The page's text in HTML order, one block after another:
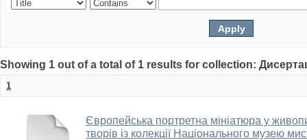
Showing 1 out of a total of 1 results for collection:
1
Європейська портретна мініатюра у
творів із колекції Національного музею